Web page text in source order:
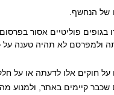
של הנחשף.
פוליטיים אסור
ולמפרסם לא תהיה טענה על
חוקים אלו לדעתה או על
קיימים באתר, ולמנוע